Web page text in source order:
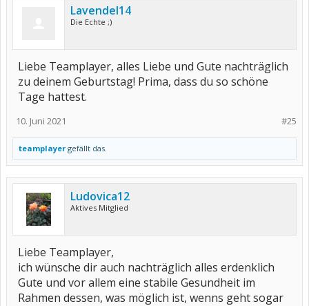
Lavendel14
Die Echte ;)
Liebe Teamplayer, alles Liebe und Gute nachträglich
zu deinem Geburtstag! Prima, dass du so schöne
Tage hattest.
#25
10. Juni 2021
teamplayer gefällt das.
Ludovica12
Aktives Mitglied
Liebe Teamplayer,
ich wünsche dir auch nachträglich alles erdenklich
Gute und vor allem eine stabile Gesundheit im
Rahmen dessen, was möglich ist, wenns geht sogar